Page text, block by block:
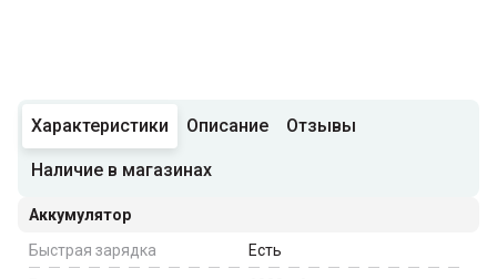
Характеристики Описание Отзывы
Наличие в магазинах
Аккумулятор
Быстрая зарядка
Есть